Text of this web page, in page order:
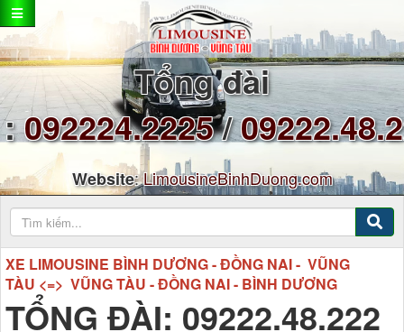
Tổng đài
:092224.2225/
Website:LimousineBinhDuong.com
XE LIMOUSINE BÌNH DƯƠNG - ĐỒNG NAI - VŨNG
TÀU <=> VŨNG TÀU - ĐỒNG NAI - BÌNH DƯƠNG
TỔNG ĐÀI: 09222.48.222